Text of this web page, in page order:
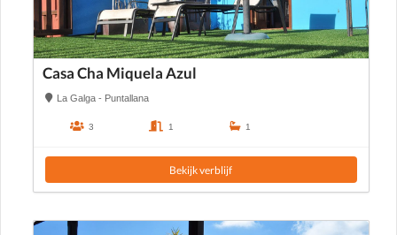
Casa Cha Miquela Azul
La Galga - Puntallana
3 1 1
Bekijk verblijf